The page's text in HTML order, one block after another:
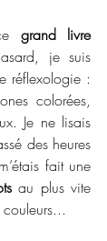
grand livre
je suis
réflexologie :
colorées,
Je ne lisais
des heures
fait une
au plus vite